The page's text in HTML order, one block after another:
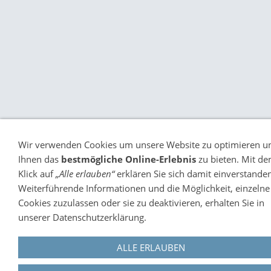
Wir verwenden Cookies um unsere Website zu optimieren
Ihnen das bestmögliche Online-Erlebnis zu bieten. Mit
Klick auf„Alle erlauben“erklären Sie sich damit
Weiterführende Informationen und die Möglichkeit, einzelne
Cookies zuzulassen oder sie zu deaktivieren, erhalten Sie in
unserer Datenschutzerklärung.
ALLE ERLAUBEN